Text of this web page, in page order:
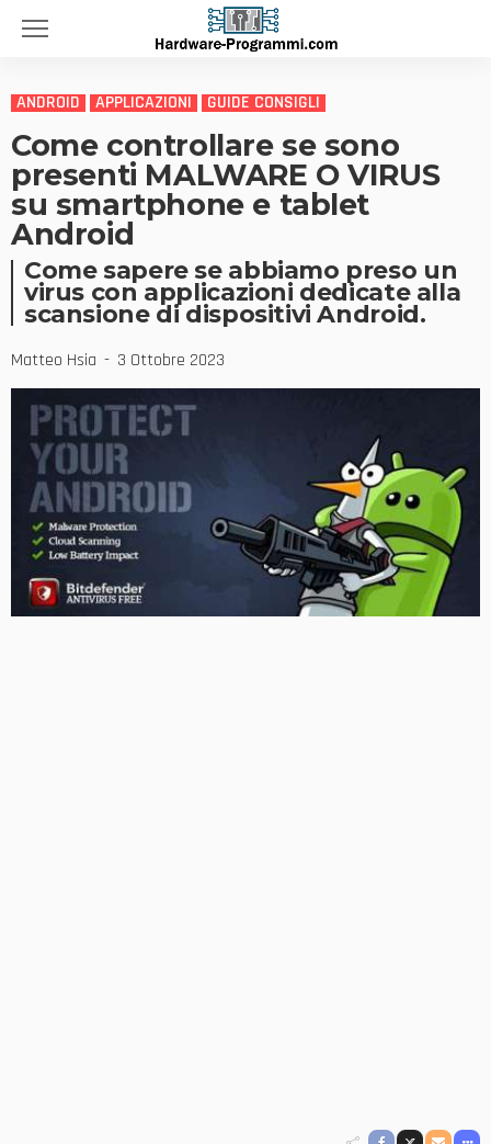
ANDROID APPLICAZIONI GUIDE CONSIGLI
Come controllare se sono
presenti MALWARE O VIRUS
su smartphone e tablet
Android
Come sapere se abbiamo preso un
virus con applicazioni dedicate alla
scansione di dispositivi Android.
Matteo Hsia 3 Ottobre 2023